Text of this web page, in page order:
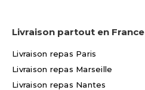
Livraison partout en France
Livraison repas Paris
Livraison repas Marseille
Livraison repas Nantes